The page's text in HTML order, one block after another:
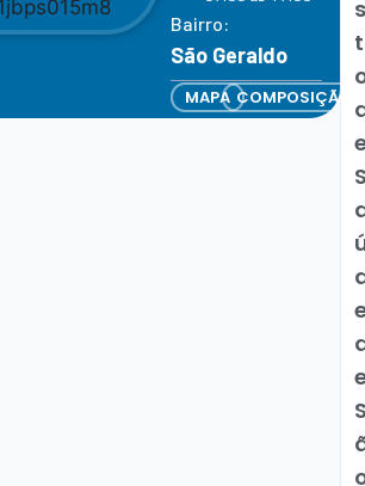
Bairro:
São Geraldo
MAPA COMPOSIÇÃO
s
t